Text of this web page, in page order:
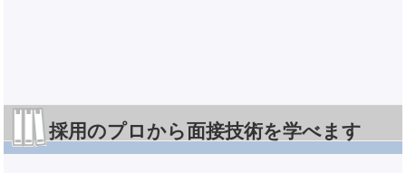
採用のプロから面接技術を学べます